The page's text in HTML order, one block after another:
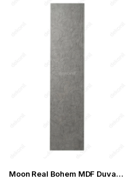
Moon Real Bohem MDF Duvar Paneli 60*275 cm